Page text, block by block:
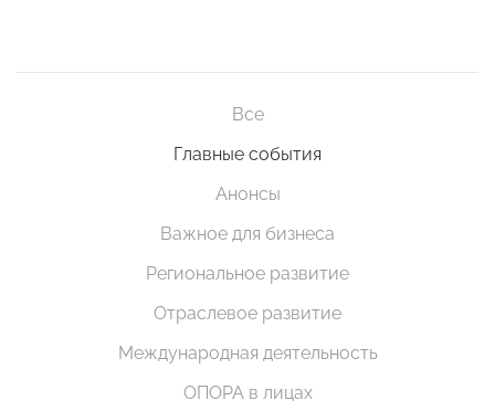
Все
Главные события
Анонсы
Важное для бизнеса
Региональное развитие
Отраслевое развитие
Международная деятельность
ОПОРА в лицах